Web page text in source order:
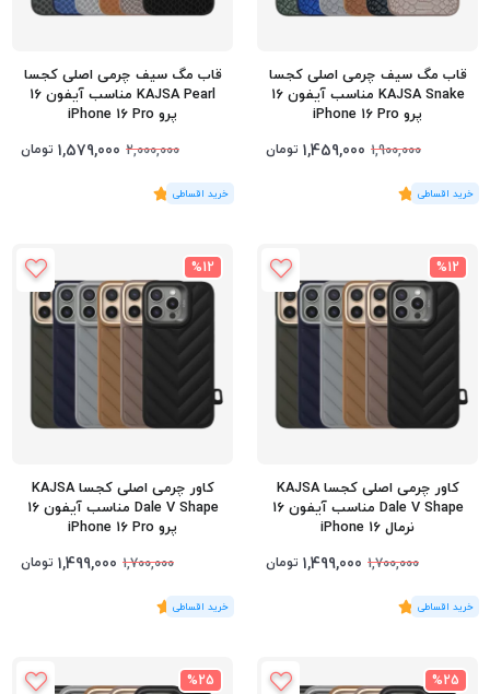
قاب مگ سیف چرمی اصلی کجسا
KAJSA Snake مناسب آیفون 16
پرو iPhone 16 Pro
1,900,000
1,459,000 تومان
(2 رای)
5
قاب مگ سیف چرمی اصلی کجسا
KAJSA Pearl مناسب آیفون 16
پرو iPhone 16 Pro
2,000,000
1,579,000 تومان
(2 رای)
5
%12
کاور چرمی اصلی کجسا KAJSA
Dale V Shape مناسب آیفون 16
نرمال iPhone 16
1,700,000
1,499,000 تومان
(2 رای)
5
%12
کاور چرمی اصلی کجسا KAJSA
Dale V Shape مناسب آیفون 16
پرو iPhone 16 Pro
1,700,000
1,499,000 تومان
(1رای)
5
%25
%25